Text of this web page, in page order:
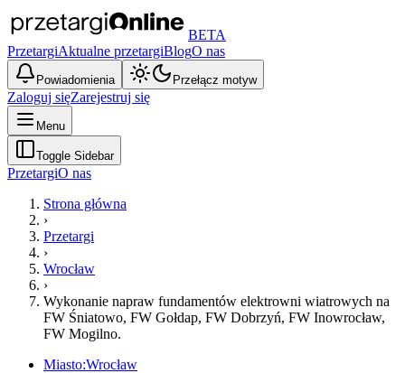
BETA
PrzetargiAktualne przetargiBlogO nas
Powiadomienia Przełącz motyw
Zaloguj sięZarejestruj się
Menu
Toggle Sidebar
PrzetargiO nas
Strona główna
›
Przetargi
›
Wrocław
›
Wykonanie napraw fundamentów elektrowni wiatrowych na
FW Śniatowo, FW Gołdap, FW Dobrzyń, FW Inowrocław,
FW Mogilno.
Miasto:Wrocław